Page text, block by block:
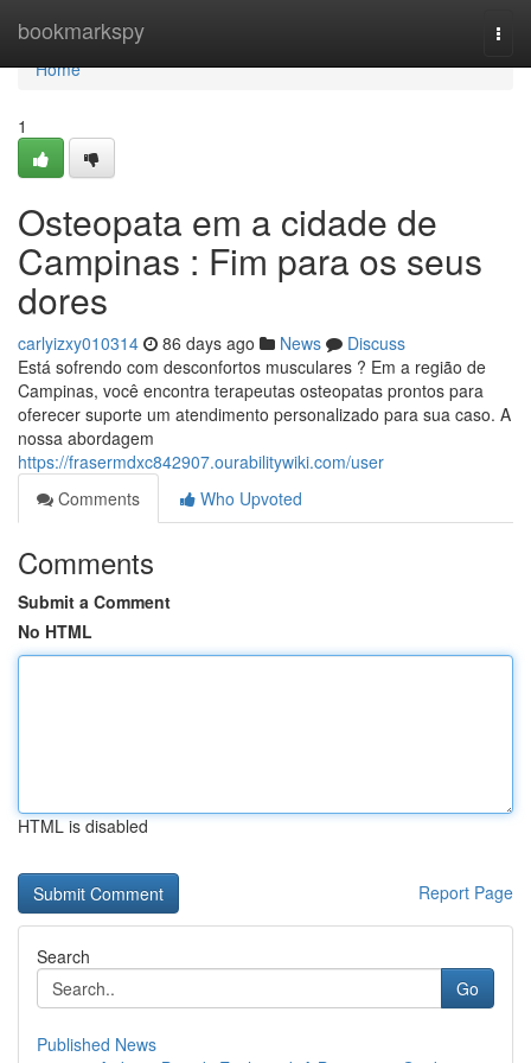
bookmarkspy
Home
Home
1
Osteopata em a cidade de
Campinas : Fim para os seus
dores
carlyizxy010314 86 days ago News
Discuss
Está sofrendo com desconfortos musculares ? Em a região de
Campinas, você encontra terapeutas osteopatas prontos para
oferecer suporte um atendimento personalizado para sua caso. A
nossa abordagem
https://frasermdxc842907.ourabilitywiki.com/user
Comments
Who Upvoted
Comments
Submit a Comment
No HTML
HTML is disabled
Report Page
Search
Go
Published News